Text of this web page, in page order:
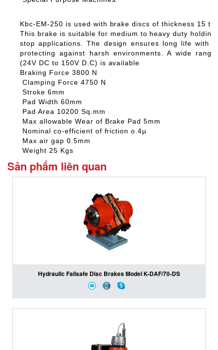
Kbc-EM-250 is used with brake discs of thickness 15 to
This brake is suitable for medium to heavy duty
stop applications. The design ensures long life with
protecting against harsh environments. A wide
(24V DC to 150V D.C) is available
Braking Force 3800 N
Clamping Force 4750 N
Stroke 6mm
Pad Width 60mm
Pad Area 10200 Sq.mm
Max allowable Wear of Brake Pad 5mm
Nominal co-efficient of friction o.4µ
Max air gap 0.5mm
Weight 25 Kgs
Sản phẩm liên quan
Hydraulic Failsafe Disc Brakes Model K-DAF/70-DS